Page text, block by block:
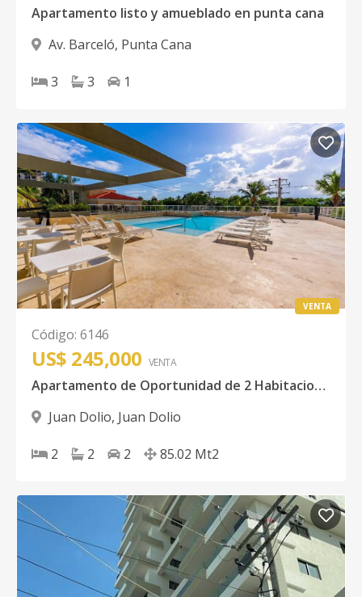
Apartamento listo y amueblado en punta cana
Av. Barceló, Punta Cana
3 3 1
VENTA
Código: 6146
US$ 245,000 VENTA
Apartamento de Oportunidad de 2 Habitaciones con aires acondicionados, piso 10 con excelente vista y con terraza privada, varios extras en Juan Dolio San Pedro de Macoris
Juan Dolio, Juan Dolio
2 2 2 85.02 Mt2